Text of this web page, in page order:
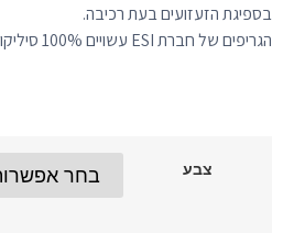
בספיגת הזעזועים בעת רכיבה.
הגריפים של חברת ESI עשויים 100% סיליקון והם זכו בתארים ופרסים רבים ונחשבים לנוחים ועמידים במיוחד!
צבע